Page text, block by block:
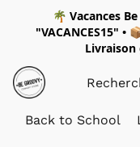
🌴 Vacances
"VACANCES15" •
Back to School